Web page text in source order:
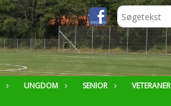
UNGDOM SENIOR VETERANER